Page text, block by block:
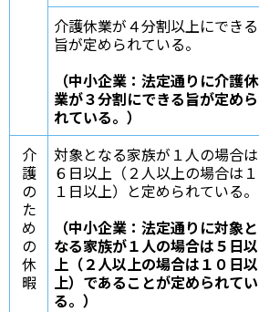
介護休業が４分割以上にできる
旨が定められている。
（中小企業：法定通りに介護休
業が３分割にできる旨が定めら
れている。）
介
護
の
た
め
の
休
暇
対象となる家族が１人の場合は
６日以上（２人以上の場合は１
１日以上）と定められている。
（中小企業：法定通りに対象と
なる家族が１人の場合は５日以
上（２人以上の場合は１０日以
上）であることが定められてい
る。）